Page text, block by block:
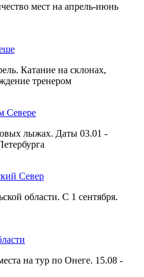
мест на апрель-июнь
Катание на склонах,
тренером
Севере
лыжах. Даты 03.01 -
Север
области. С 1 сентября.
на тур по Онеге. 15.08 -